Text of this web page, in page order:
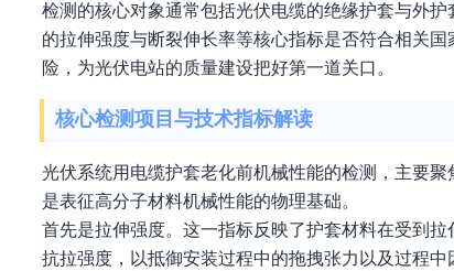
检测的核心对象通常包括光伏电缆的绝缘护套与外
的拉伸强度与断裂伸长率等核心指标是否符合相关
险，为光伏电站的质量建设把好第一道关口。
核心检测项目与技术指标解读
光伏系统用电缆护套老化前机械性能的检测，主要
是表征高分子材料机械性能的物理基础。
首先是拉伸强度。这一指标反映了护套材料在受到
抗拉强度，以抵御安装过程中的拖拽张力以及过程